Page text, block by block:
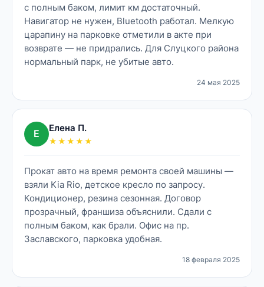
с полным баком, лимит км достаточный.
Навигатор не нужен, Bluetooth работал. Мелкую
царапину на парковке отметили в акте при
возврате — не придрались. Для Слуцкого района
нормальный парк, не убитые авто.
24 мая 2025
Е Елена П.
★★★★★
Прокат авто на время ремонта своей машины —
взяли Kia Rio, детское кресло по запросу.
Кондиционер, резина сезонная. Договор
прозрачный, франшиза объяснили. Сдали с
полным баком, как брали. Офис на пр.
Заславского, парковка удобная.
18 февраля 2025